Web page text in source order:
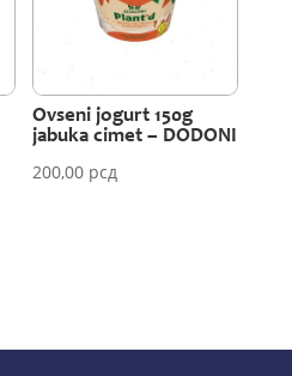
Ovseni jogurt 150g
jabuka cimet – DODONI
200,00 рсд